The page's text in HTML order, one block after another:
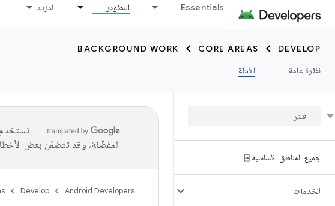
Essentials التطوير المزيد
DEVELOP
CORE AREAS
BACKGROUND WORK
نظرة عامة
الأدلة
جميع المناطق الأساسية ⍈
الخدمات
المفضّلة، وقد تتضمّن بعض
Android Developers
Develop